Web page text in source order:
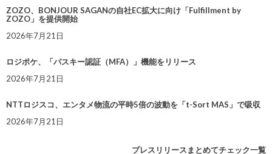
ZOZO、BONJOUR SAGANの自社EC拡大に向け「Fulfillment by
ZOZO」を提供開始
2026年7月21日
ロジポケ、「パスキー認証（MFA）」機能をリリース
2026年7月21日
NTTロジスコ、エンタメ物流の平時5倍の波動を「t-Sort MAS」で吸収
2026年7月21日
プレスリリースまとめてチェック一覧